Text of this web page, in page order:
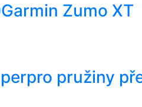
Garmin Zumo XT
pružiny